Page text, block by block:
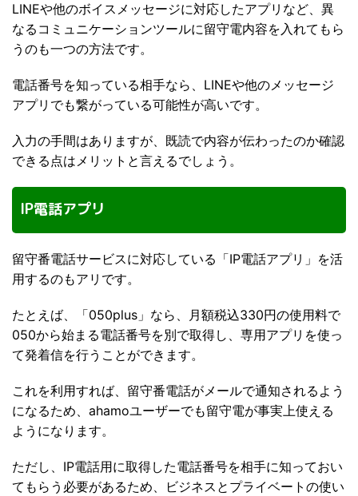
LINEや他のボイスメッセージに対応したアプリなど、異
なるコミュニケーションツールに留守電内容を入れてもら
うのも一つの方法です。
電話番号を知っている相手なら、LINEや他のメッセージ
アプリでも繋がっている可能性が高いです。
入力の手間はありますが、既読で内容が伝わったのか確認
できる点はメリットと言えるでしょう。
IP電話アプリ
留守番電話サービスに対応している「IP電話アプリ」を活
用するのもアリです。
たとえば、「050plus」なら、月額税込330円の使用料で
050から始まる電話番号を別で取得し、専用アプリを使っ
て発着信を行うことができます。
これを利用すれば、留守番電話がメールで通知されるよう
になるため、ahamoユーザーでも留守電が事実上使える
ようになります。
ただし、IP電話用に取得した電話番号を相手に知っておい
てもらう必要があるため、ビジネスとプライベートの使い